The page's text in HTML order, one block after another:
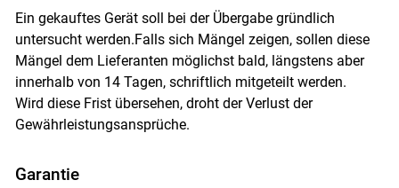
Ein gekauftes Gerät soll bei der Übergabe gründlich
untersucht werden.Falls sich Mängel zeigen, sollen diese
Mängel dem Lieferanten möglichst bald, längstens aber
innerhalb von 14 Tagen, schriftlich mitgeteilt werden.
Wird diese Frist übersehen, droht der Verlust der
Gewährleistungsansprüche.
Garantie